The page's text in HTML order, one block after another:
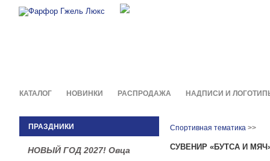
КАТАЛОГ НОВИНКИ РАСПРОДАЖА НАДПИСИ И
ПРАЗДНИКИ
НОВЫЙ ГОД 2027! Овца
Спортивная тематика >>
СУВЕНИР «БУТСА И